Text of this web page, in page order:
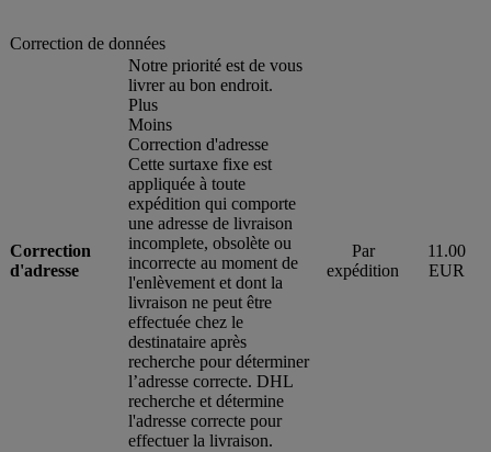
Correction de données
Correction
d'adresse
Notre priorité est de vous
livrer au bon endroit.
Plus
Moins
Correction d'adresse
Cette surtaxe fixe est
appliquée à toute
expédition qui comporte
une adresse de livraison
incomplete, obsolète ou
incorrecte au moment de
l'enlèvement et dont la
livraison ne peut être
effectuée chez le
destinataire après
recherche pour déterminer
l’adresse correcte. DHL
recherche et détermine
l'adresse correcte pour
effectuer la livraison.
Par
expédition
11.00
EUR